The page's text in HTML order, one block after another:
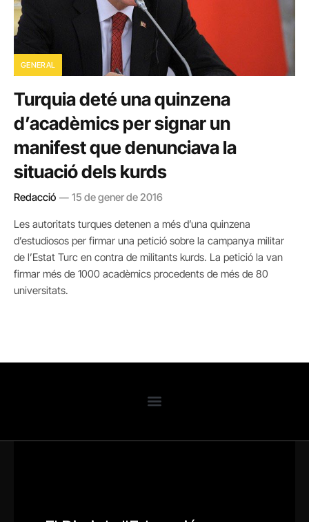
GENERAL
Turquia deté una quinzena
d’acadèmics per signar un
manifest que denunciava la
situació dels kurds
Redacció 15 de gener de 2016
Les autoritats turques detenen a més d’una quinzena
d’estudiosos per firmar una petició sobre la campanya militar
de l’Estat Turc en contra de militants kurds. La petició la van
firmar més de 1000 acadèmics procedents de més de 80
universitats.